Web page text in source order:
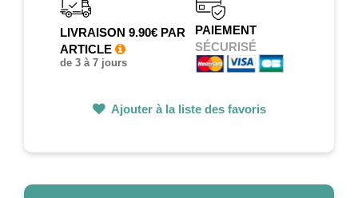
LIVRAISON 9.90€ PAR
ARTICLE
de 3 à 7 jours
PAIEMENT
SÉCURISÉ
Ajouter à la liste des favoris